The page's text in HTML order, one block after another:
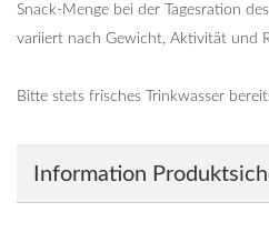
Snack-Menge bei der Tagesration
variiert nach Gewicht, Aktivität und
Bitte stets frisches Trinkwasser
Information